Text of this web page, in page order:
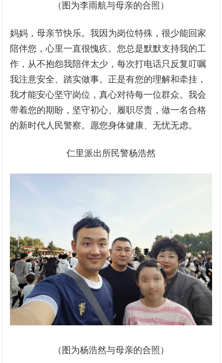
（图为李雨航与母亲的合照）
妈妈，母亲节快乐。我因为岗位特殊，很少能回家
陪伴您，心里一直很愧疚。您总是默默支持我的工
作，从不抱怨我陪伴太少，每次打电话只反复叮嘱
我注意安全、踏实做事。正是有您的理解和牵挂，
我才能安心坚守岗位，真心对待每一位群众。我会
带着您的期盼，坚守初心、履职尽责，做一名合格
的新时代人民警察。愿您身体健康、无忧无虑。
仁里派出所民警杨浩然
（图为杨浩然与母亲的合照）